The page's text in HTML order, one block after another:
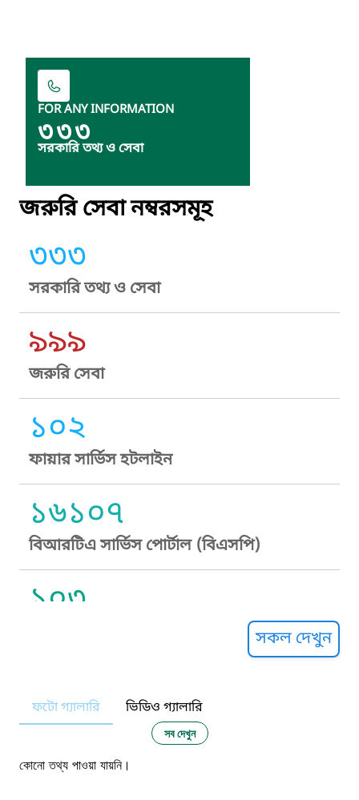
FOR ANY INFORMATION
৩৩৩
সরকারি তথ্য ও সেবা
জরুরি সেবা নম্বরসমূহ
৩৩৩
সরকারি তথ্য ও সেবা
৯৯৯
জরুরি সেবা
১০২
ফায়ার সার্ভিস হটলাইন
১৬১০৭
বিআরটিএ সার্ভিস পোর্টাল (বিএসপি)
১০৩
নারী ও শিশু নির্যাতন প্রতিরোধ
১০৬
সকল দেখুন
ফটো গ্যালারি ভিডিও গ্যালারি
সব দেখুন
কোনো তথ্য পাওয়া যায়নি।